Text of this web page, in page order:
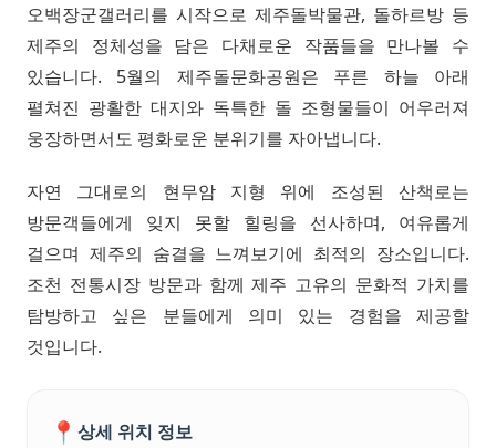
오백장군갤러리를 시작으로 제주돌박물관, 돌하르방 등
제주의 정체성을 담은 다채로운 작품들을 만나볼 수
있습니다. 5월의 제주돌문화공원은 푸른 하늘 아래
펼쳐진 광활한 대지와 독특한 돌 조형물들이 어우러져
웅장하면서도 평화로운 분위기를 자아냅니다.
자연 그대로의 현무암 지형 위에 조성된 산책로는
방문객들에게 잊지 못할 힐링을 선사하며, 여유롭게
걸으며 제주의 숨결을 느껴보기에 최적의 장소입니다.
조천 전통시장 방문과 함께 제주 고유의 문화적 가치를
탐방하고 싶은 분들에게 의미 있는 경험을 제공할
것입니다.
📍 상세 위치 정보